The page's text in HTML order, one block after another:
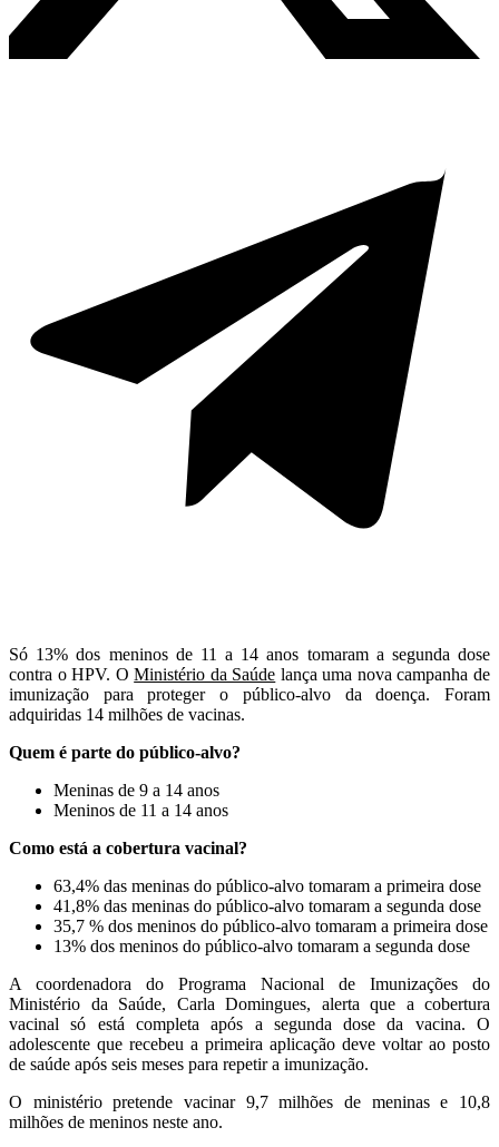
Só 13% dos meninos de 11 a 14 anos tomaram a segunda dose
contra o HPV. OMinistério da Saúde lança uma nova campanha de
imunização para proteger o público-alvo da doença. Foram
adquiridas 14 milhões de vacinas.
Quem é parte do público-alvo?
Meninas de 9 a 14 anos
Meninos de 11 a 14 anos
Como está a cobertura vacinal?
63,4% das meninas do público-alvo tomaram a primeira dose
41,8% das meninas do público-alvo tomaram a segunda dose
35,7 % dos meninos do público-alvo tomaram a primeira dose
13% dos meninos do público-alvo tomaram a segunda dose
A coordenadora do Programa Nacional de Imunizações do
Ministério da Saúde, Carla Domingues, alerta que a cobertura
vacinal só está completa após a segunda dose da vacina. O
adolescente que recebeu a primeira aplicação deve voltar ao posto
de saúde após seis meses para repetir a imunização.
O ministério pretende vacinar 9,7 milhões de meninas e 10,8
milhões de meninos neste ano.